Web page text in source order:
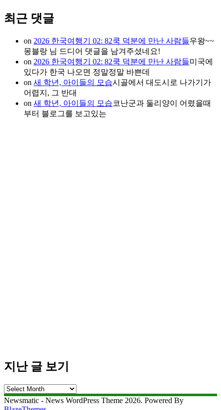
최근 댓글
on 2026 한국여행기 02: 82쿡 덕분에 만난 사람들우왕~~
몽블랑 님 드디어 댓글을 남겨주셨네요!
on 2026 한국여행기 02: 82쿡 덕분에 만난 사람들미국에
있다가 한국 나오면 정말정말 바쁜데
on 새 학년, 아이들의 모습시골에서 대도시로 나가기가
어렵지, 그 반대
on 새 학년, 아이들의 모습코난군과 둘리양이 어렸을때
부터 블로그를 보고있는
지난 글 보기
지
난
Newsmatic - News WordPress Theme 2026. Powered By